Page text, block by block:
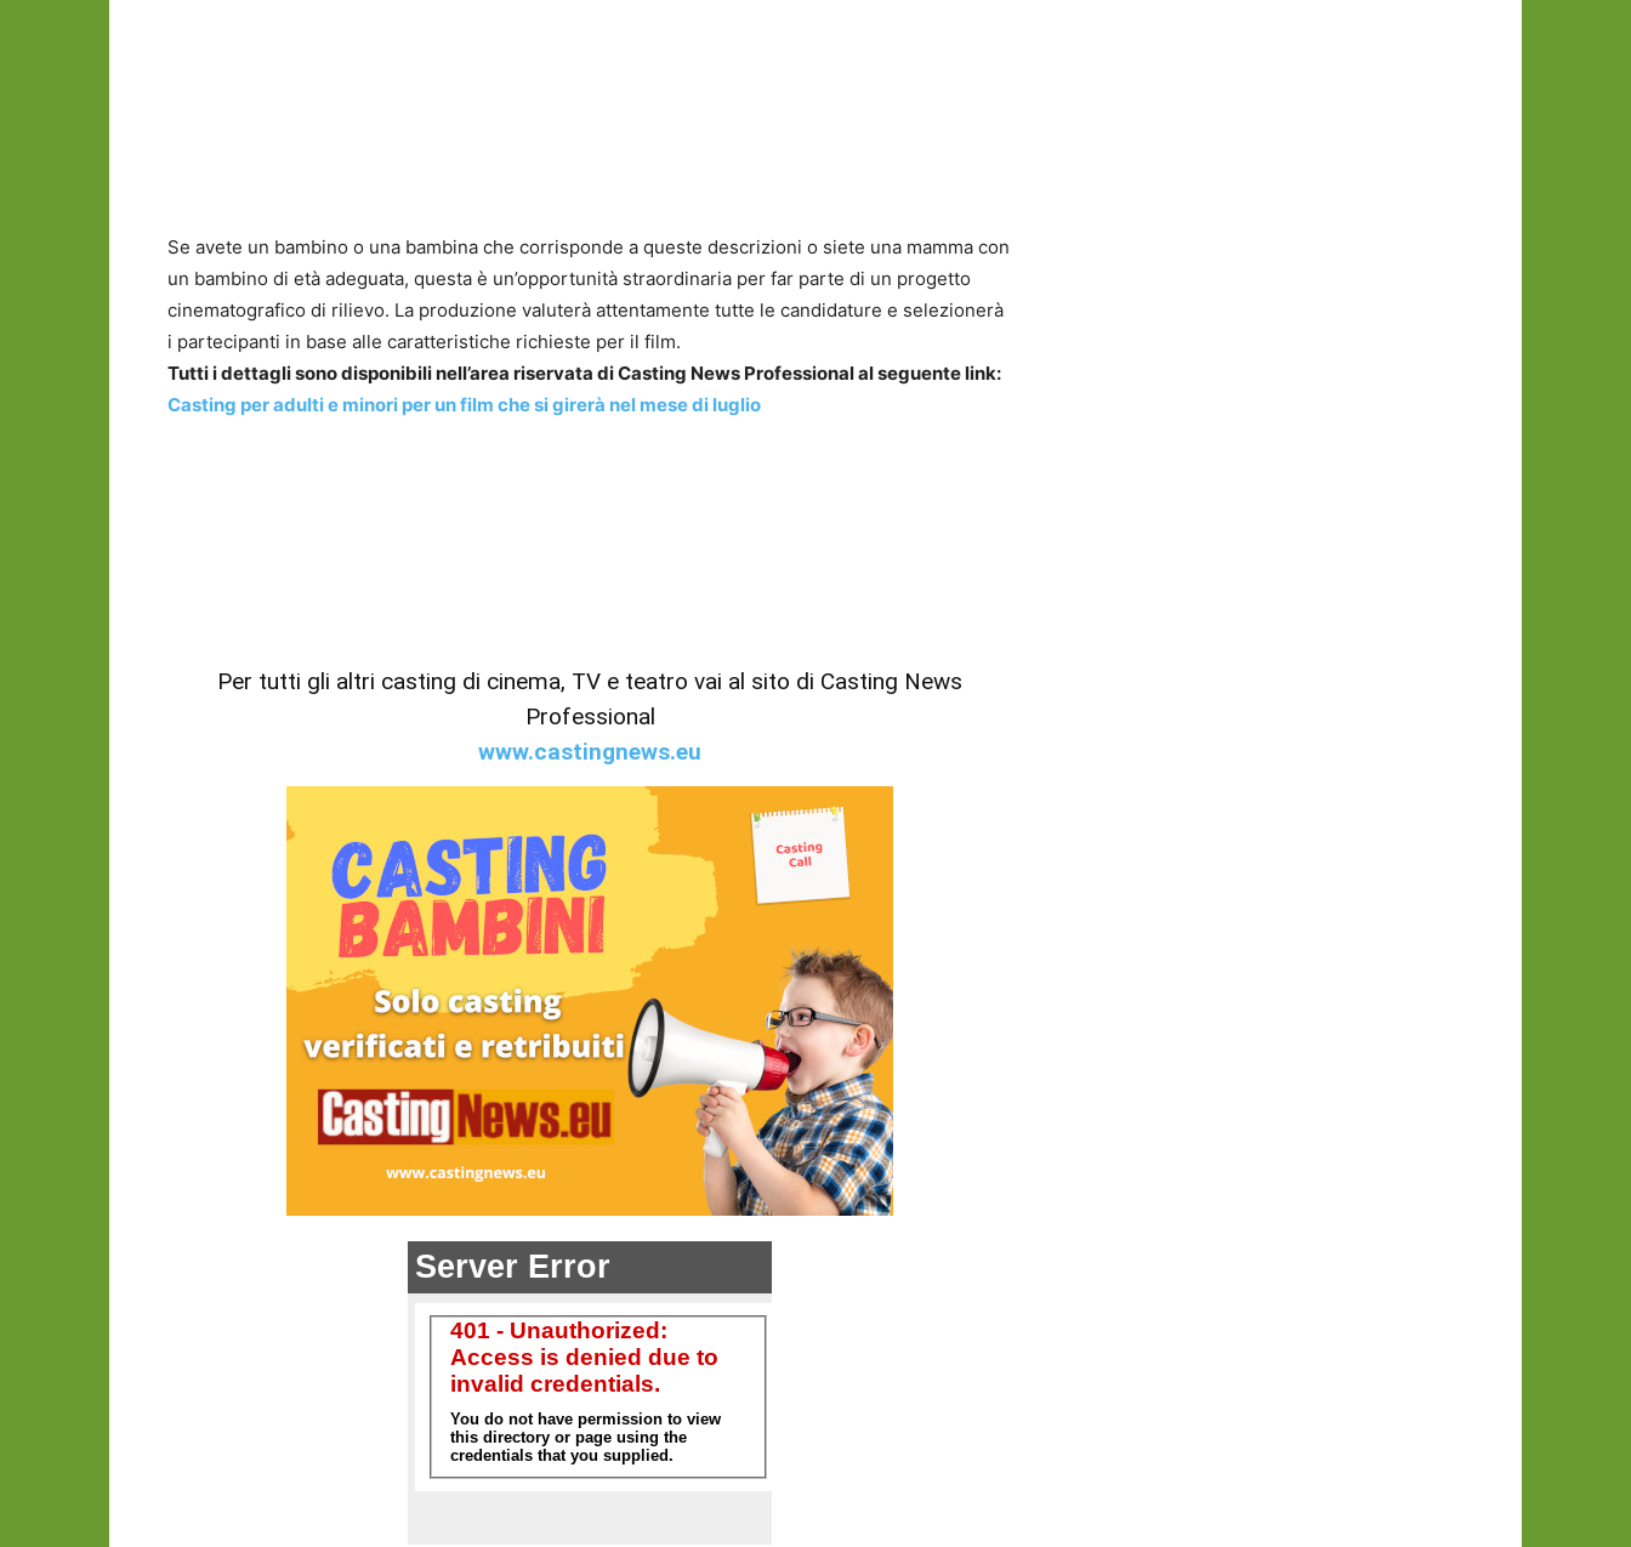
Se avete un bambino o una bambina che corrisponde a queste descrizioni o siete una mamma con
un bambino di età adeguata, questa è un’opportunità straordinaria per far parte di un progetto
cinematografico di rilievo. La produzione valuterà attentamente tutte le candidature e selezionerà
i partecipanti in base alle caratteristiche richieste per il film.
Tutti i dettagli sono disponibili nell’area riservata di Casting News Professional al seguente link:
Casting per adulti e minori per un film che si girerà nel mese di luglio
Per tutti gli altri casting di cinema, TV e teatro vai al sito di Casting News
Professional
www.castingnews.eu